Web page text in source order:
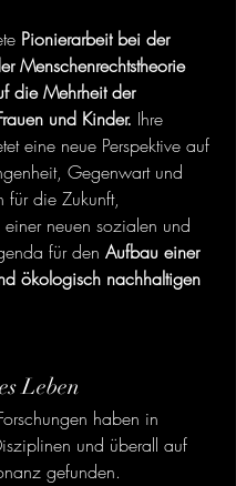
Pionierarbeit bei der
Menschenrechtstheorie
die Mehrheit der
und Kinder. Ihre
eine neue Perspektive auf
Gegenwart und
für die Zukunft,
neuen sozialen und
für den Aufbau einer
ökologisch nachhaltigen
Leben
haben in
und überall auf
gefunden.